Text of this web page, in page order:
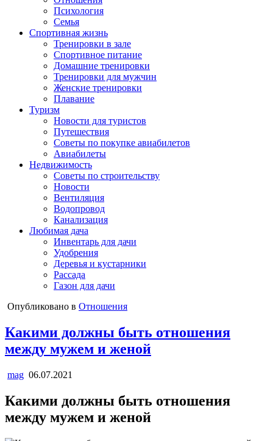
Психология
Семья
Спортивная жизнь
Тренировки в зале
Спортивное питание
Домашние тренировки
Тренировки для мужчин
Женские тренировки
Плавание
Туризм
Новости для туристов
Путешествия
Советы по покупке авиабилетов
Авиабилеты
Недвижимость
Советы по строительству
Новости
Вентиляция
Водопровод
Канализация
Любимая дача
Инвентарь для дачи
Удобрения
Деревья и кустарники
Рассада
Газон для дачи
Опубликовано в Отношения
Какими должны быть отношения
между мужем и женой
mag 06.07.2021
Какими должны быть отношения
между мужем и женой